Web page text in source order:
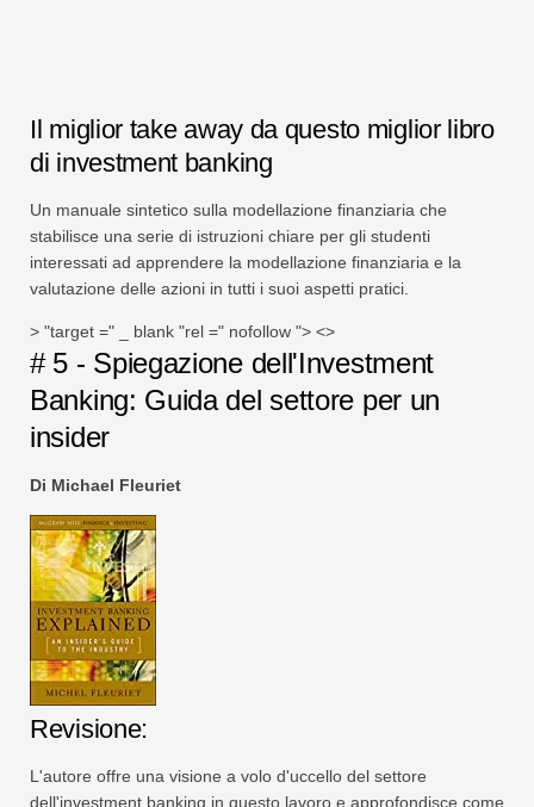
Il miglior take away da questo miglior libro
di investment banking
Un manuale sintetico sulla modellazione finanziaria che
stabilisce una serie di istruzioni chiare per gli studenti
interessati ad apprendere la modellazione finanziaria e la
valutazione delle azioni in tutti i suoi aspetti pratici.
> "target =" _ blank "rel =" nofollow "> <>
# 5 - Spiegazione dell'Investment
Banking: Guida del settore per un
insider
Di Michael Fleuriet
Revisione:
L'autore offre una visione a volo d'uccello del settore
dell'investment banking in questo lavoro e approfondisce come